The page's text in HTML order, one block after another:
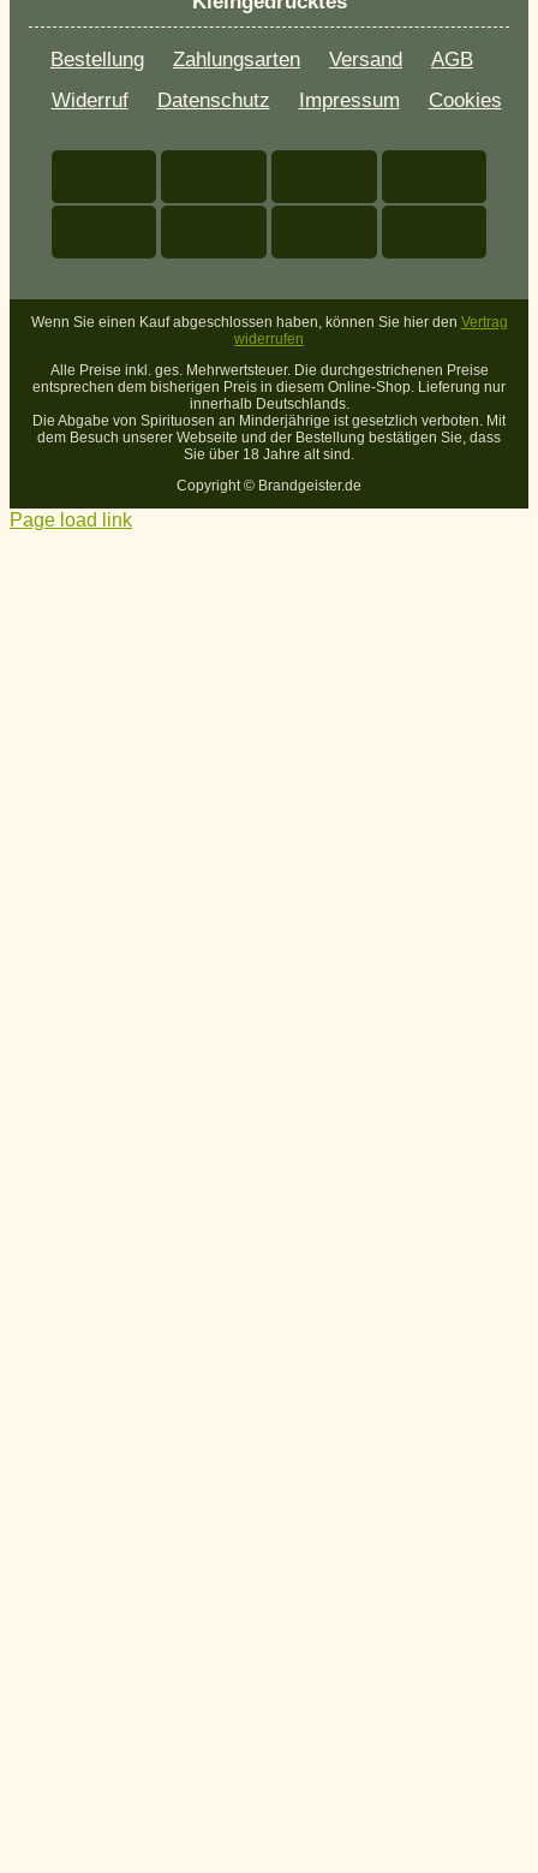
Bestellung Zahlungsarten Versand
AGB
Widerruf
Datenschutz Impressum Cookies
Wenn Sie einen Kauf abgeschlossen haben, können Sie hier den Vertrag
widerrufen
Alle Preise inkl. ges. Mehrwertsteuer. Die durchgestrichenen Preise
entsprechen dem bisherigen Preis in diesem Online-Shop. Lieferung nur
innerhalb Deutschlands.
Die Abgabe von Spirituosen an Minderjährige ist gesetzlich verboten. Mit
dem Besuch unserer Webseite und der Bestellung bestätigen Sie, dass
Sie über 18 Jahre alt sind.
Copyright © Brandgeister.de
Page load link